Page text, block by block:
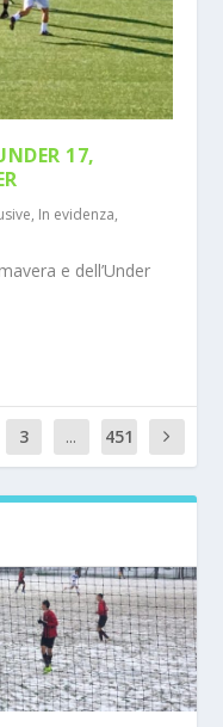
17,
, In evidenza,
e dell’Under
3 ...
451
0